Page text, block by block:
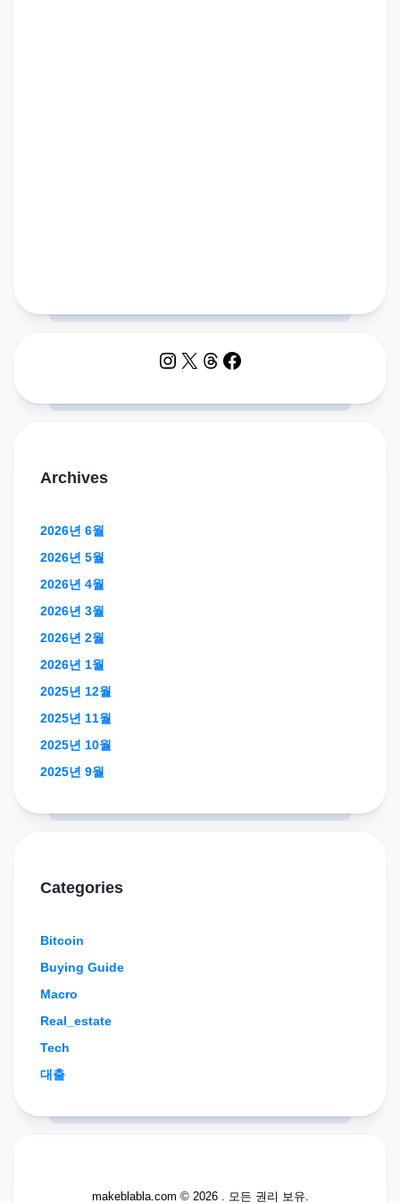
Instagram
X Threads
Facebook
Archives
2026년 6월
2026년 5월
2026년 4월
2026년 3월
2026년 2월
2026년 1월
2025년 12월
2025년 11월
2025년 10월
2025년 9월
Categories
Bitcoin
Buying Guide
Macro
Real_estate
Tech
대출
makeblabla.com © 2026 . 모든 권리 보유.